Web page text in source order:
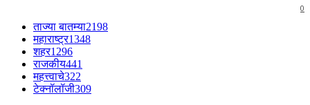
0
ताज्या बातम्या2198
महाराष्ट्र1348
शहर1296
राजकीय441
महत्त्वाचे322
टेक्नॉलॉजी309